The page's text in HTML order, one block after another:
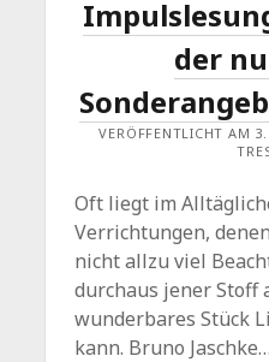
der
VERÖFFENTLICHT AM
Oft liegt im
Verrichtungen,
nicht allzu viel
durchaus jener Stoff
wunderbares Stück
kann. Bruno Jaschke…